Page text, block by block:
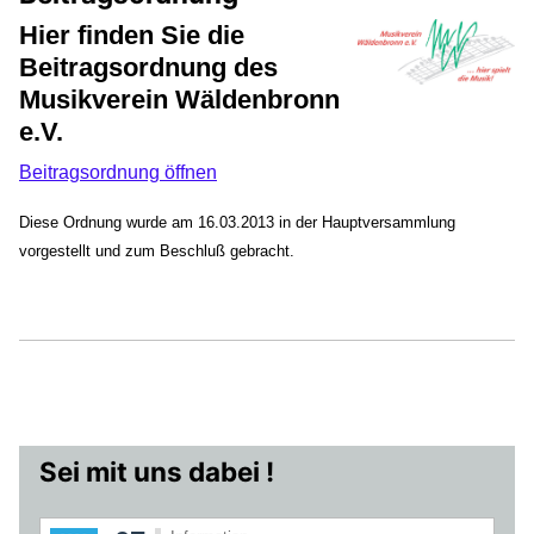
Hier finden Sie die
Beitragsordnung des
Musikverein Wäldenbronn
e.V.
Beitragsordnung öffnen
Diese Ordnung wurde am 16.03.2013 in der Hauptversammlung
vorgestellt und zum Beschluß gebracht.
Sei mit uns dabei !